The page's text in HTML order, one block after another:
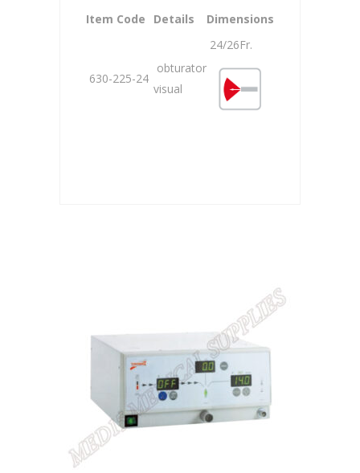
Item Code Details Dimensions
630-225-24
obturator
visual
24/26Fr.